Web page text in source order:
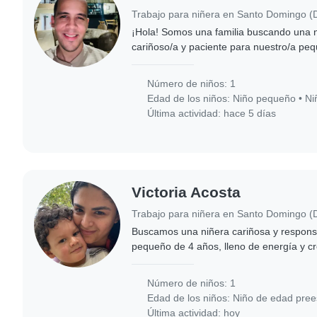
¡Hola! Somos una familia buscando una
cariñoso/a y paciente para nuestro/a
Número de niños: 1
Edad de los niños: Niño pequeño •
Última actividad: hace 5 días
Victoria Acosta
Buscamos una niñera cariñosa y
pequeño de 4 años, lleno de energía y
Número de niños: 1
Edad de los niños: Niño de edad
Última actividad: hoy